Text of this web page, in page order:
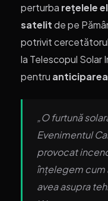
perturba rețelele
satelitde pe
potrivit
la Telescopul Solar
pentru
„O furtună
Evenimentul
provocat
înțelegem cum
avea asupra